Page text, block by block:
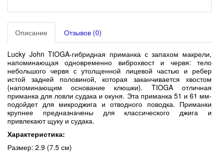
Описание Отзывов (0)
Lucky John TIOGA-гибридная приманка с запахом макрели,
напоминающая одновременно виброхвост и червя: тело
небольшого червя с утолщенной лицевой частью и ребер
истой задней половиной, которая заканчивается хвостом
(напоминающим основание клюшки). TIOGA отличная
приманка для ловли судака и окуня. Эта приманка 51 и 61 мм-
подойдет для микроджига и отводного поводка. Приманки
крупнее предназначены для классического джига и
привлекают щуку и судака.
Характеристика:
Размер: 2.9 (7.5 см)